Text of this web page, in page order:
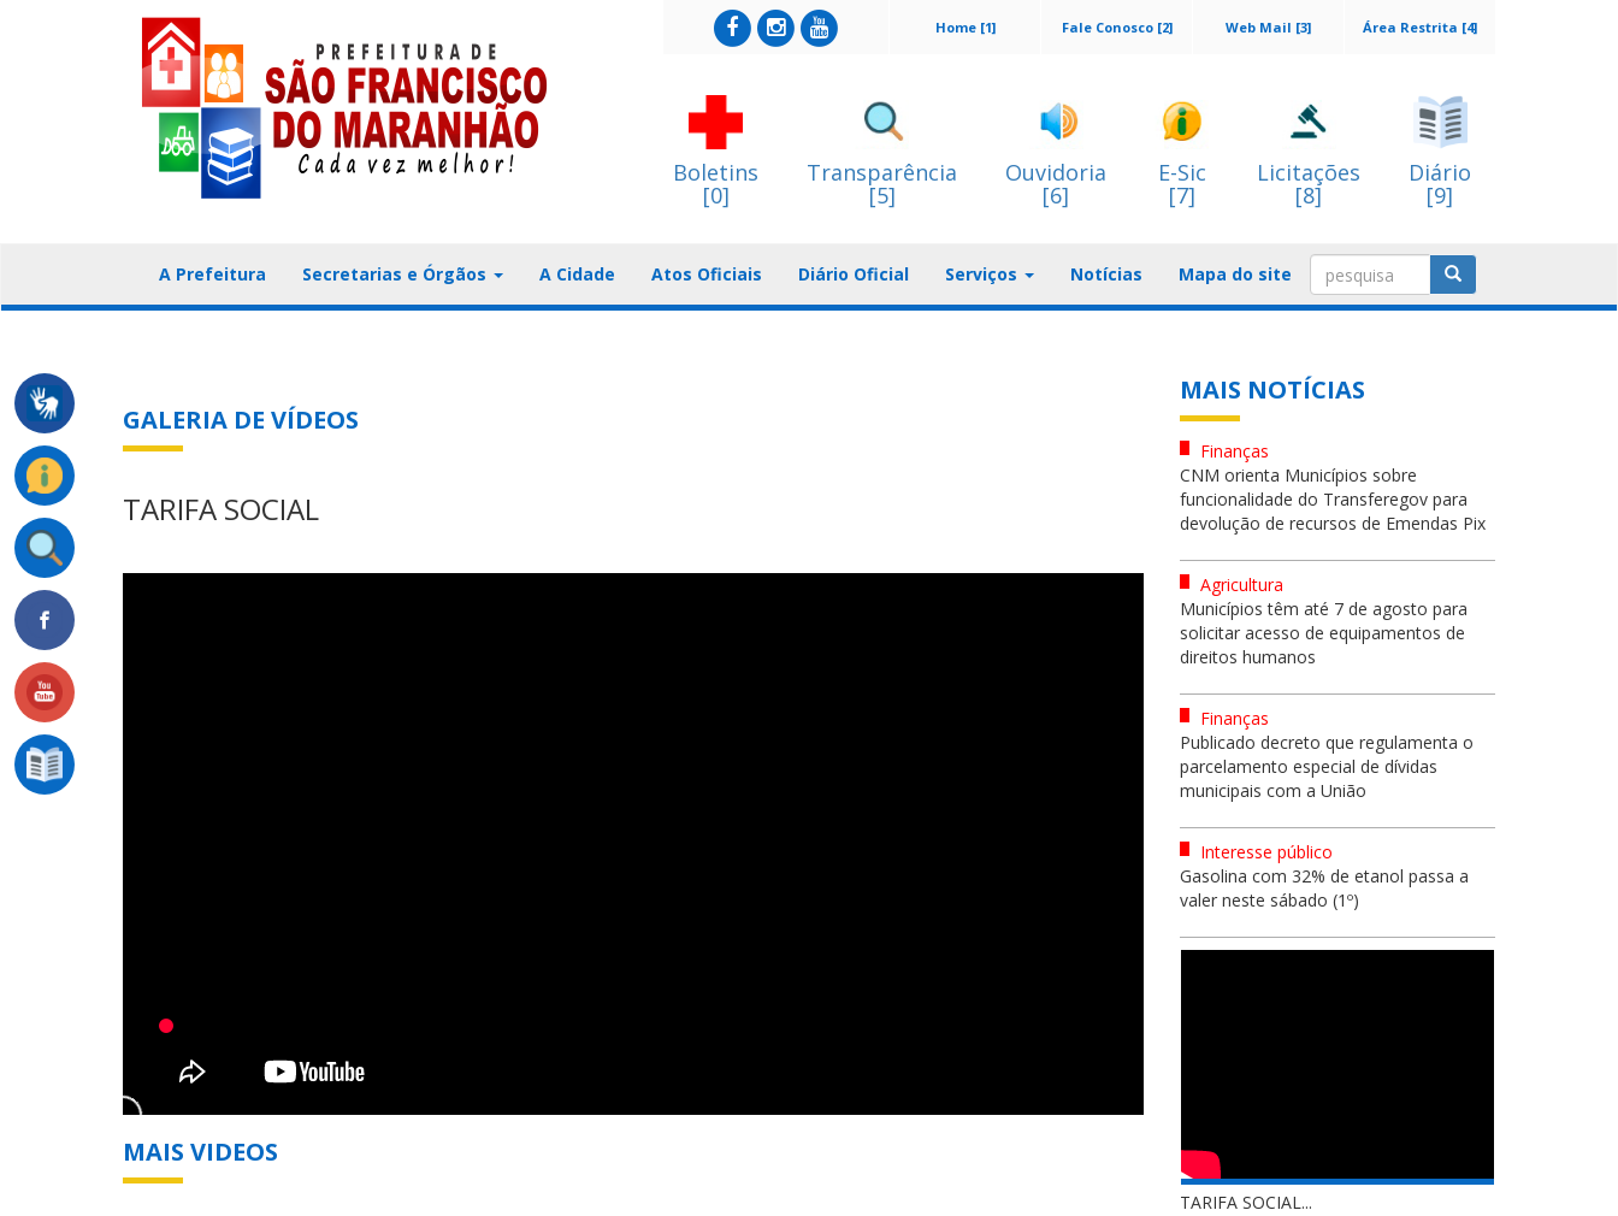
Área Restrita [4]
Web Mail [3]
Fale Conosco [2]
Home [1]
Boletins
[0]
Transparência
[5]
Ouvidoria
[6]
E-Sic
[7]
Licitações
[8]
Diário
[9]
A Prefeitura Secretarias e Órgãos A Cidade Atos Oficiais Diário Oficial Serviços Notícias Mapa do site
GALERIA DE VÍDEOS
TARIFA SOCIAL
MAIS VIDEOS
MAIS NOTÍCIAS
Finanças
CNM orienta Municípios sobre
funcionalidade do Transferegov para
devolução de recursos de Emendas Pix
Agricultura
Municípios têm até 7 de agosto para
solicitar acesso de equipamentos de
direitos humanos
Finanças
Publicado decreto que regulamenta o
parcelamento especial de dívidas
municipais com a União
Interesse público
Gasolina com 32% de etanol passa a
valer neste sábado (1º)
TARIFA SOCIAL...